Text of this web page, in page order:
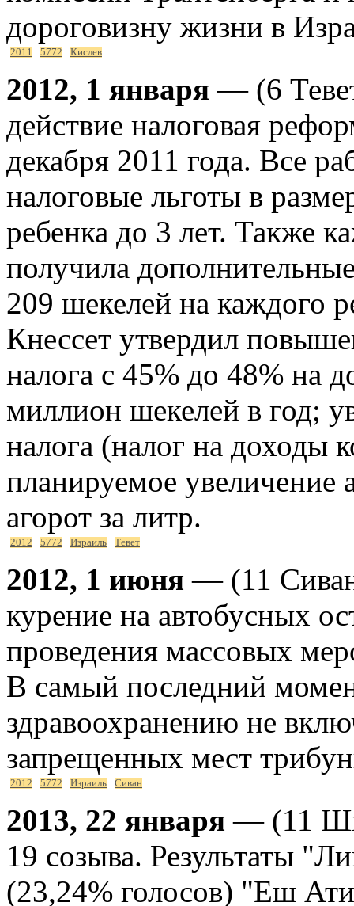
дороговизну жизни в
2011 5772 Кислев
2012, 1 января — (6
действие налоговая
декабря 2011 года. Все
налоговые льготы в
ребенка до 3 лет. Также
получила
209 шекелей на каждого
Кнессет утвердил
налога с 45% до 48% на
миллион шекелей в год;
налога (налог на доходы
планируемое увеличение
агорот за литр.
2012 5772 Израиль Тевет
2012, 1 июня — (11
курение на автобусных
проведения массовых
В самый последний
здравоохранению не
запрещенных мест
2012 5772 Израиль Сиван
2013, 22 января — (11
19 созыва. Результаты
(23,24% голосов) "Еш